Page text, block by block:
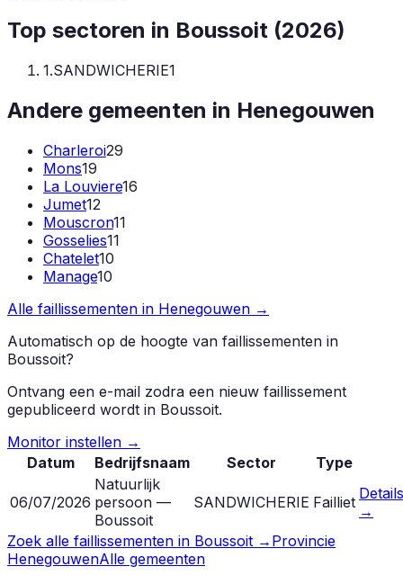
Top sectoren in Boussoit (2026)
1.SANDWICHERIE1
Andere gemeenten in Henegouwen
Charleroi29
Mons19
La Louviere16
Jumet12
Mouscron11
Gosselies11
Chatelet10
Manage10
Alle faillissementen in Henegouwen →
Automatisch op de hoogte van faillissementen in
Boussoit?
Ontvang een e-mail zodra een nieuw faillissement
gepubliceerd wordt in Boussoit.
Monitor instellen →
Datum
Bedrijfsnaam Sector Type
06/07/2026
Natuurlijk
persoon —
Boussoit
SANDWICHERIE Failliet Details
→
Zoek alle faillissementen in Boussoit → Provincie
HenegouwenAlle gemeenten